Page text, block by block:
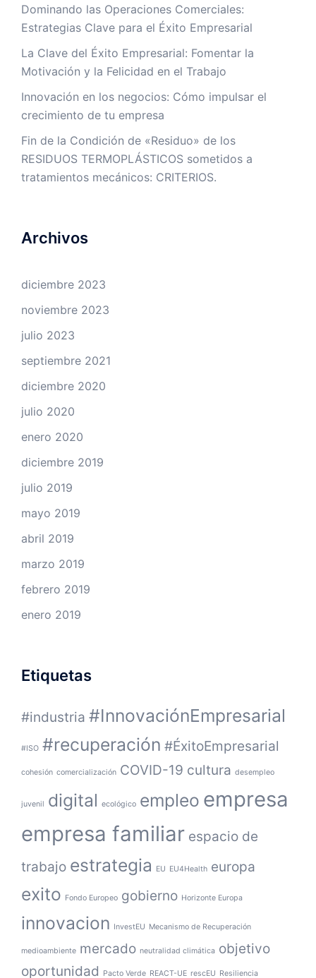
Dominando las Operaciones Comerciales:
Estrategias Clave para el Éxito Empresarial
La Clave del Éxito Empresarial: Fomentar la
Motivación y la Felicidad en el Trabajo
Innovación en los negocios: Cómo impulsar el
crecimiento de tu empresa
Fin de la Condición de «Residuo» de los
RESIDUOS TERMOPLÁSTICOS sometidos a
tratamientos mecánicos: CRITERIOS.
Archivos
diciembre 2023
noviembre 2023
julio 2023
septiembre 2021
diciembre 2020
julio 2020
enero 2020
diciembre 2019
julio 2019
mayo 2019
abril 2019
marzo 2019
febrero 2019
enero 2019
Etiquetas
#industria #InnovaciónEmpresarial
#ISO #recuperación #ÉxitoEmpresarial
cohesión comercialización COVID-19 cultura desempleo
juvenil digital ecológico empleo empresa
empresa familiar espacio de
trabajo estrategia EU EU4Health europa
exito Fondo Europeo gobierno Horizonte Europa
innovacion InvestEU Mecanismo de Recuperación
medioambiente mercado neutralidad climática objetivo
oportunidad
Pacto Verde REACT-UE rescEU Resiliencia